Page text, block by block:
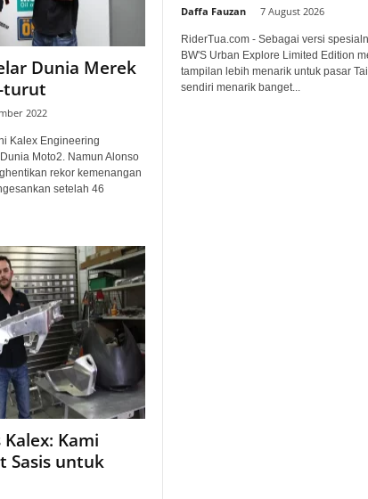
Dunia Merek
turut
2022
Kalex Engineering
Moto2. Namun Alonso
rekor kemenangan
setelah 46
Kami
Sasis untuk
Daffa Fauzan 7 August 2026
RiderTua.com - Sebagai versi
BW'S Urban Explore Limited Edition
tampilan lebih menarik untuk pasar
sendiri menarik banget...